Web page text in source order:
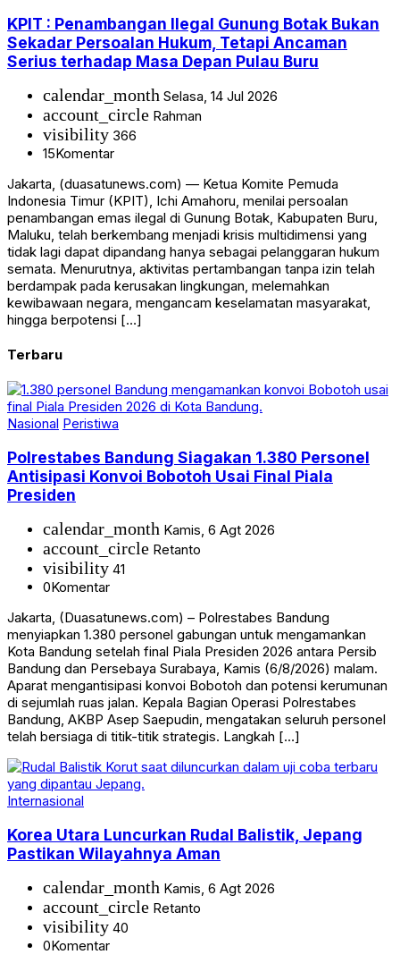
KPIT : Penambangan Ilegal Gunung Botak Bukan
Sekadar Persoalan Hukum, Tetapi Ancaman
Serius terhadap Masa Depan Pulau Buru
calendar_month Selasa, 14 Jul 2026
account_circle Rahman
visibility 366
15Komentar
Jakarta, (duasatunews.com) — Ketua Komite Pemuda
Indonesia Timur (KPIT), Ichi Amahoru, menilai persoalan
penambangan emas ilegal di Gunung Botak, Kabupaten Buru,
Maluku, telah berkembang menjadi krisis multidimensi yang
tidak lagi dapat dipandang hanya sebagai pelanggaran hukum
semata. Menurutnya, aktivitas pertambangan tanpa izin telah
berdampak pada kerusakan lingkungan, melemahkan
kewibawaan negara, mengancam keselamatan masyarakat,
hingga berpotensi […]
Terbaru
Nasional Peristiwa
Polrestabes Bandung Siagakan 1.380 Personel
Antisipasi Konvoi Bobotoh Usai Final Piala
Presiden
calendar_month Kamis, 6 Agt 2026
account_circle Retanto
visibility 41
0Komentar
Jakarta, (Duasatunews.com) – Polrestabes Bandung
menyiapkan 1.380 personel gabungan untuk mengamankan
Kota Bandung setelah final Piala Presiden 2026 antara Persib
Bandung dan Persebaya Surabaya, Kamis (6/8/2026) malam.
Aparat mengantisipasi konvoi Bobotoh dan potensi kerumunan
di sejumlah ruas jalan. Kepala Bagian Operasi Polrestabes
Bandung, AKBP Asep Saepudin, mengatakan seluruh personel
telah bersiaga di titik-titik strategis. Langkah […]
Internasional
Korea Utara Luncurkan Rudal Balistik, Jepang
Pastikan Wilayahnya Aman
calendar_month Kamis, 6 Agt 2026
account_circle Retanto
visibility 40
0Komentar